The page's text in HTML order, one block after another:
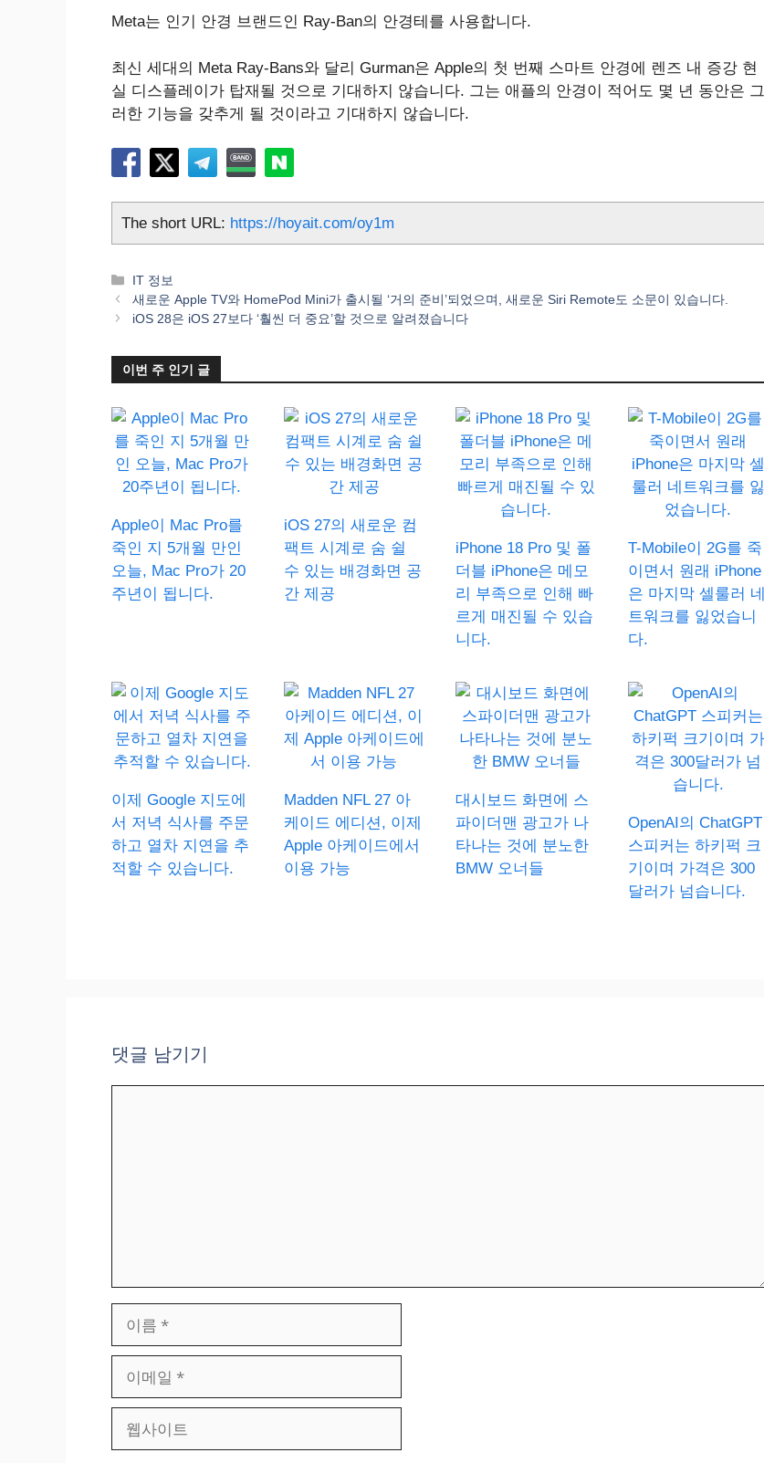
Meta는 인기 안경 브랜드인 Ray-Ban의 안경테를 사용합니다.
최신 세대의 Meta Ray-Bans와 달리 Gurman은 Apple의 첫 번째 스마트 안경에 렌즈 내 증강 현
실 디스플레이가 탑재될 것으로 기대하지 않습니다. 그는 애플의 안경이 적어도 몇 년 동안은 그
러한 기능을 갖추게 될 것이라고 기대하지 않습니다.
The short URL: https://hoyait.com/oy1m
카
테
고
IT 정보
새로운 Apple TV와 HomePod Mini가 출시될 ‘거의 준비’되었으며, 새로운 Siri Remote도 소문이 있습니다.
iOS 28은 iOS 27보다 ‘훨씬 더 중요’할 것으로 알려졌습니다
이번 주 인기 글
Apple이 Mac Pro를
죽인 지 5개월 만인
오늘, Mac Pro가 20
주년이 됩니다.
iOS 27의 새로운 컴
팩트 시계로 숨 쉴
수 있는 배경화면 공
간 제공
iPhone 18 Pro 및 폴
더블 iPhone은 메모
리 부족으로 인해 빠
르게 매진될 수 있습
니다.
T-Mobile이 2G를 죽
이면서 원래 iPhone
은 마지막 셀룰러 네
트워크를 잃었습니
다.
이제 Google 지도에
서 저녁 식사를 주문
하고 열차 지연을 추
적할 수 있습니다.
Madden NFL 27 아
케이드 에디션, 이제
Apple 아케이드에서
이용 가능
대시보드 화면에 스
파이더맨 광고가 나
타나는 것에 분노한
BMW 오너들
OpenAI의 ChatGPT
스피커는 하키퍽 크
기이며 가격은 300
달러가 넘습니다.
댓글 남기기
일